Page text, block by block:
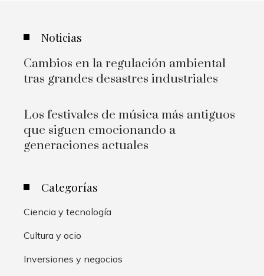
Noticias
Cambios en la regulación ambiental
tras grandes desastres industriales
Los festivales de música más antiguos
que siguen emocionando a
generaciones actuales
Categorías
Ciencia y tecnología
Cultura y ocio
Inversiones y negocios